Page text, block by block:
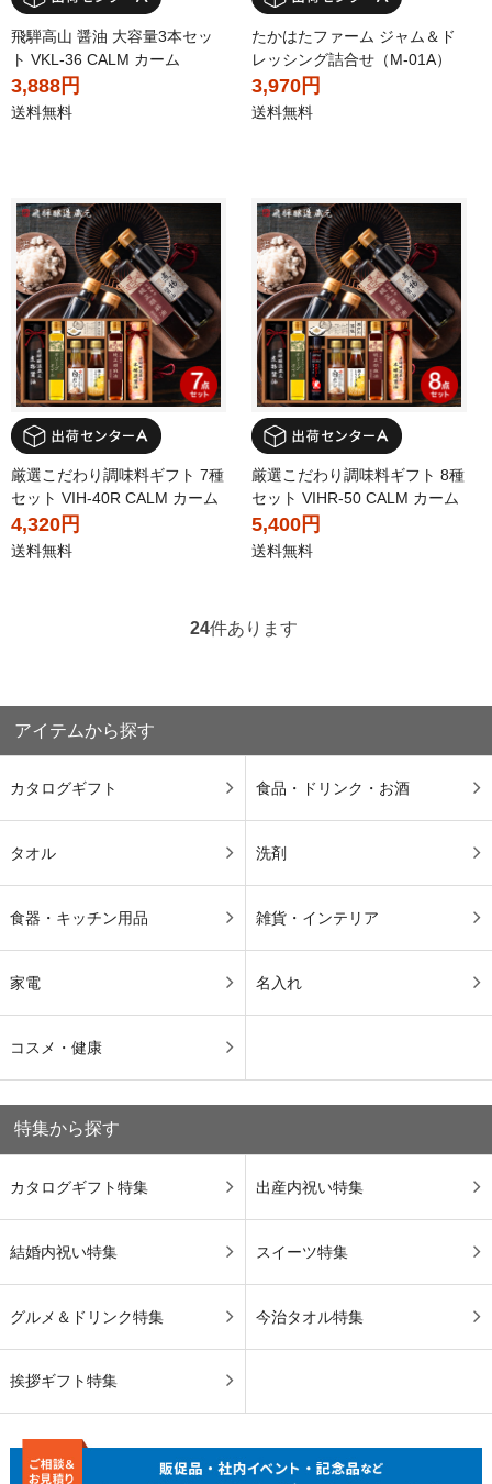
飛騨高山 醤油 大容量3本セッ
ト VKL-36 CALM カーム
3,888円
送料無料
たかはたファーム ジャム＆ド
レッシング詰合せ（M-01A）
3,970円
送料無料
厳選こだわり調味料ギフト 7種
セット VIH-40R CALM カーム
4,320円
送料無料
厳選こだわり調味料ギフト 8種
セット VIHR-50 CALM カーム
5,400円
送料無料
24件あります
アイテムから探す
カタログギフト 食品・ドリンク・お酒
タオル 洗剤
食器・キッチン用品 雑貨・インテリア
家電 名入れ
コスメ・健康
特集から探す
カタログギフト特集 出産内祝い特集
結婚内祝い特集 スイーツ特集
グルメ＆ドリンク特集 今治タオル特集
挨拶ギフト特集